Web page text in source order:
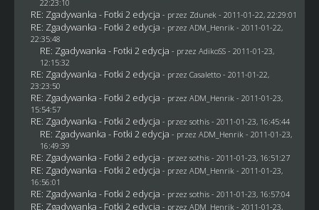
22:23:10
RE: Zgadywanka - Fotki 2 edycja - przez Zdunek- 2011-01-22, 22:29:01
RE: Zgadywanka - Fotki 2 edycja - przez ADM_Henrik- 2011-01-22,
22:35:48
RE: Zgadywanka - Fotki 2 edycja - przez AdikoSS - 2011-01-23,
12:15:32
RE: Zgadywanka - Fotki 2 edycja - przez Casaletto- 2011-01-22,
23:23:50
RE: Zgadywanka - Fotki 2 edycja - przez ADM_Henrik- 2011-01-23,
15:54:57
RE: Zgadywanka - Fotki 2 edycja - przez sothis- 2011-01-23, 16:45:44
RE: Zgadywanka - Fotki 2 edycja - przez ADM_Henrik- 2011-01-23,
16:49:39
RE: Zgadywanka - Fotki 2 edycja - przez sothis- 2011-01-23, 16:51:27
RE: Zgadywanka - Fotki 2 edycja - przez ADM_Henrik- 2011-01-23,
16:56:01
RE: Zgadywanka - Fotki 2 edycja - przez sothis- 2011-01-23, 16:57:04
RE: Zgadywanka - Fotki 2 edycja - przez ADM_Henrik- 2011-01-23,